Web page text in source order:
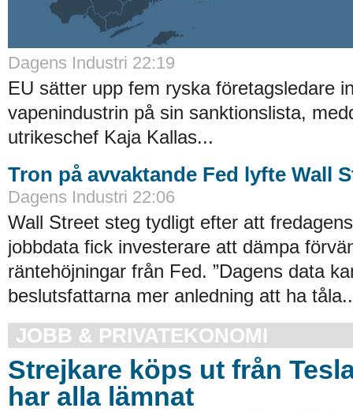
Dagens Industri 22:19
EU sätter upp fem ryska företagsledare
vapenindustrin på sin sanktionslista,
utrikeschef Kaja Kallas...
Tron på avvaktande Fed lyfte Wall
Dagens Industri 22:06
Wall Street steg tydligt efter att
jobbdata fick investerare att dämpa
räntehöjningar från Fed. ”Dagens data
beslutsfattarna mer anledning att ha tåla..
JOBB & PRIVATEKONOMI
Strejkare köps ut från
har alla lämnat